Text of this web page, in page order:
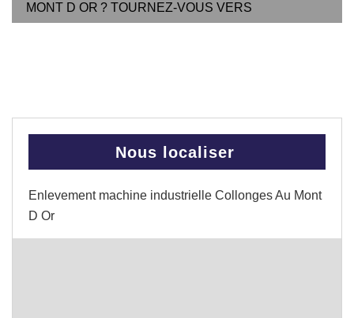
MONT D OR ? TOURNEZ-VOUS VERS
Nous localiser
Enlevement machine industrielle Collonges Au Mont
D Or